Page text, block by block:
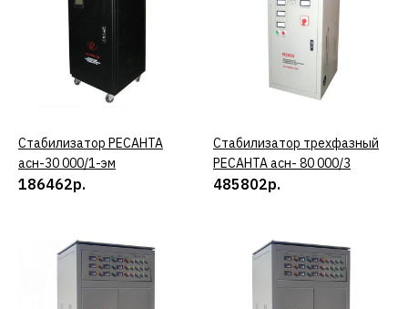
Стабилизатор
однофазный РЕСАНТА
асн- 500/1-ц (63/6/1.)
5022р.
ДОБАВИТЬ В ПОЖЕЛАНИЯ
КУПИТЬ
Стабилизатор РЕСАНТА
асн-30 000/1-эм
186462р.
КУПИТЬ
Стабилизатор трехфазный
РЕСАНТА асн- 80 000/3
485802р.